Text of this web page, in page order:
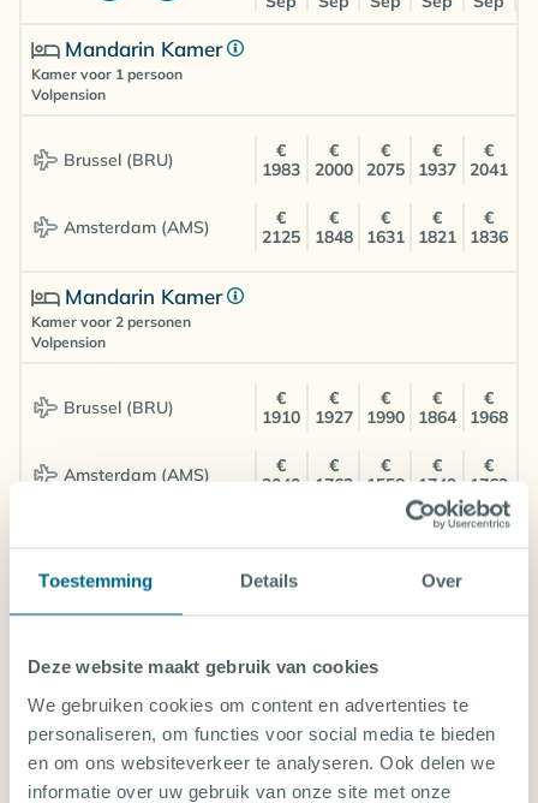
Toestemming Details Over
Deze website maakt gebruik van cookies
We gebruiken cookies om content en advertenties te
personaliseren, om functies voor social media te bieden
en om ons websiteverkeer te analyseren. Ook delen we
informatie over uw gebruik van onze site met onze
Mandarin Kamer
Kamer voor 1 persoon
Volpension
Brussel (BRU)
Amsterdam (AMS)
€
1983
€
2000
€
2075
€
1937
€
2041
€
2125
€
1848
€
1631
€
1821
€
1836
Mandarin Kamer
Kamer voor 2 personen
Volpension
Brussel (BRU)
Amsterdam (AMS)
€
1910
€
1927
€
1990
€
1864
€
1968
€
2040
€
1763
€
1558
€
1749
€
1763
Kamer voor 1 persoon
Volpension
Brussel (BRU)
Amsterdam (AMS)
1910
1927
1990
€
2040
€
1763
€
1558
€
1749
1763
Starfish Kamer
Let op! Door de grote diversiteit van inkoopbronnen van Diving World
zijn gebaseerd op de goedkoopste vluchtprijzen en kamers ten tijde van
meer beschikbaar zijn ten tijde van boeking (of offerte) bieden wij de
volgende laagste beschikbare dagprijs vrijblijvend aan voordat wij uw
NIET INBEGREPEN
Visumkosten IDR 500.000 (ca. €35) p.p. (bij
aankomst in luchthaven)
Evt. Vertrekbelasting
Fooien en andere persoonlijke uitgaven